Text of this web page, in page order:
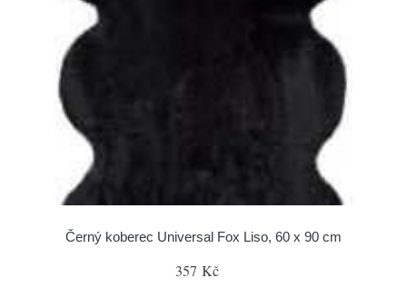
Černý koberec Universal Fox Liso, 60 x 90 cm
357 Kč